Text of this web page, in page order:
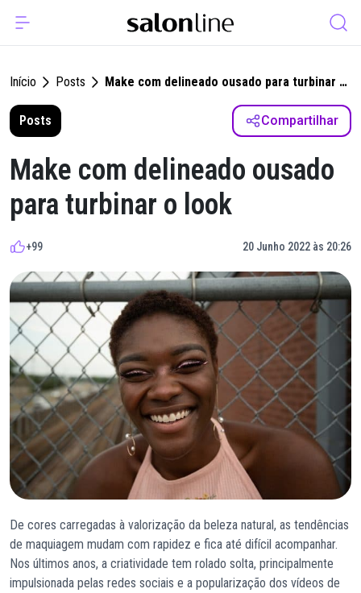
Início Posts
Make com delineado ousado para turbinar o
Posts
Compartilhar
Make com delineado ousado
para turbinar o look
+99 20 Junho 2022 às 20:26
De cores carregadas à valorização da beleza natural, as tendências
de maquiagem mudam com rapidez e fica até difícil acompanhar.
Nos últimos anos, a criatividade tem rolado solta, principalmente
impulsionada pelas redes sociais e a popularização dos vídeos de